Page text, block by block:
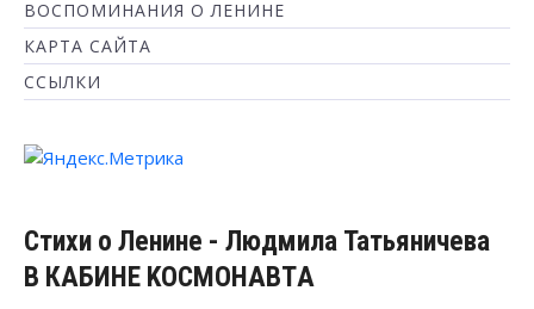
ВОСПОМИНАНИЯ О ЛЕНИНЕ
КАРТА САЙТА
ССЫЛКИ
Стихи о Ленине - Людмила Татьяничева
В КАБИНЕ KOCMOHAВТA